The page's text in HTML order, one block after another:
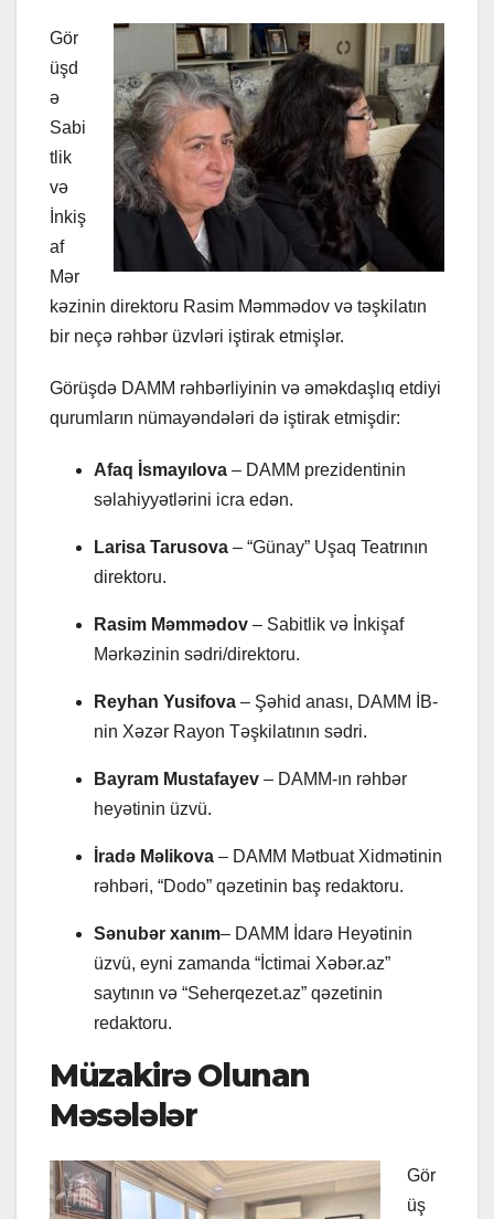
Gör
üşd
ə
Sabi
tlik
və
İnkiş
af
Mər
kəzinin direktoru Rasim Məmmədov və təşkilatın
bir neçə rəhbər üzvləri iştirak etmişlər.
Görüşdə DAMM rəhbərliyinin və əməkdaşlıq etdiyi
qurumların nümayəndələri də iştirak etmişdir:
Afaq İsmayılova – DAMM prezidentinin
səlahiyyətlərini icra edən.
Larisa Tarusova – “Günay” Uşaq Teatrının
direktoru.
Rasim Məmmədov – Sabitlik və İnkişaf
Mərkəzinin sədri/direktoru.
Reyhan Yusifova – Şəhid anası, DAMM İB-
nin Xəzər Rayon Təşkilatının sədri.
Bayram Mustafayev – DAMM-ın rəhbər
heyətinin üzvü.
İradə Məlikova – DAMM Mətbuat Xidmətinin
rəhbəri, “Dodo” qəzetinin baş redaktoru.
Sənubər xanım– DAMM İdarə Heyətinin
üzvü, eyni zamanda “İctimai Xəbər.az”
saytının və “Seherqezet.az” qəzetinin
redaktoru.
Müzakirə Olunan
Məsələlər
Gör
üş